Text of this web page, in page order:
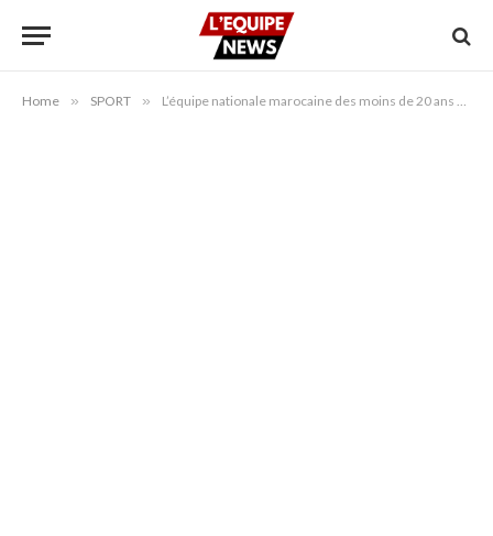
Home » SPORT » L’équipe nationale marocaine des moins de 20 ans met la dernière main à ses préparatifs avant de se rendre en Egypte pour participer à la Coupe d’Afrique des Nations.